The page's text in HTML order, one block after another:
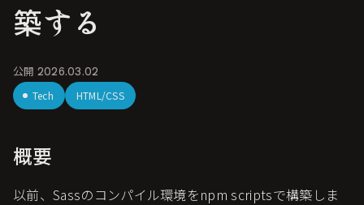
築する
公開 2026.03.02
Tech HTML/CSS
概要
以前、Sassのコンパイル環境をnpm scriptsで構築しま